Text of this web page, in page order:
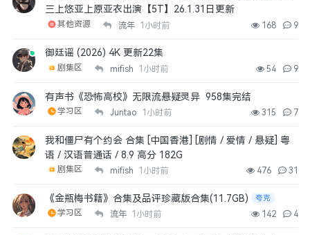
三上悠亚上原亚衣出演【5T】26.1.31日更新
其他资源 流年 1小时前 168 9
御廷谣 (2026) 4K 更新22集
剧集区 mifish 1小时前 54 9
有声书《恐怖高校》无限流悬疑灵异 958集完结
学习区 Juntao 1小时前 315 7
我和僵尸有个约会 合集 [中国香港] [剧情 / 爱情 / 悬疑] 粤
语 / 汉语普通话 / 8.9 高分 182G
剧集区 mifish 1小时前 476 31
《金瓶梅书籍》合集及品评珍藏版合集(11.7GB) 夸克
学习区 流年 1小时前 142 4